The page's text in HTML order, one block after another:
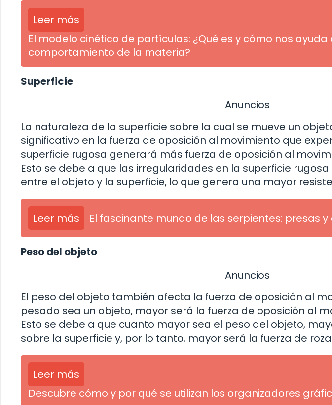
Leer más
El modelo cinético de partículas: ¿Qué es y cómo nos
comportamiento de la materia?
Superficie
Anuncios
La naturaleza de la superficie sobre la cual se mueve un
significativo en la fuerza de oposición al movimiento que
superficie rugosa generará más fuerza de oposición al
Esto se debe a que las irregularidades en la superficie
entre el objeto y la superficie, lo que genera una mayor
Leer más El fascinante mundo de las serpientes: presas
Peso del objeto
Anuncios
El peso del objeto también afecta la fuerza de oposición al
pesado sea un objeto, mayor será la fuerza de oposición al
Esto se debe a que cuanto mayor sea el peso del objeto,
sobre la superficie y, por lo tanto, mayor será la fuerza de
Leer más
Descubre cómo y por qué se utilizan los organizadores